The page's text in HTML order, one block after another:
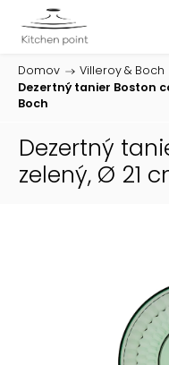
Domov / Villeroy & Boch
Dezertný tanier Boston
Boch
Dezertný
zelený, Ø 21